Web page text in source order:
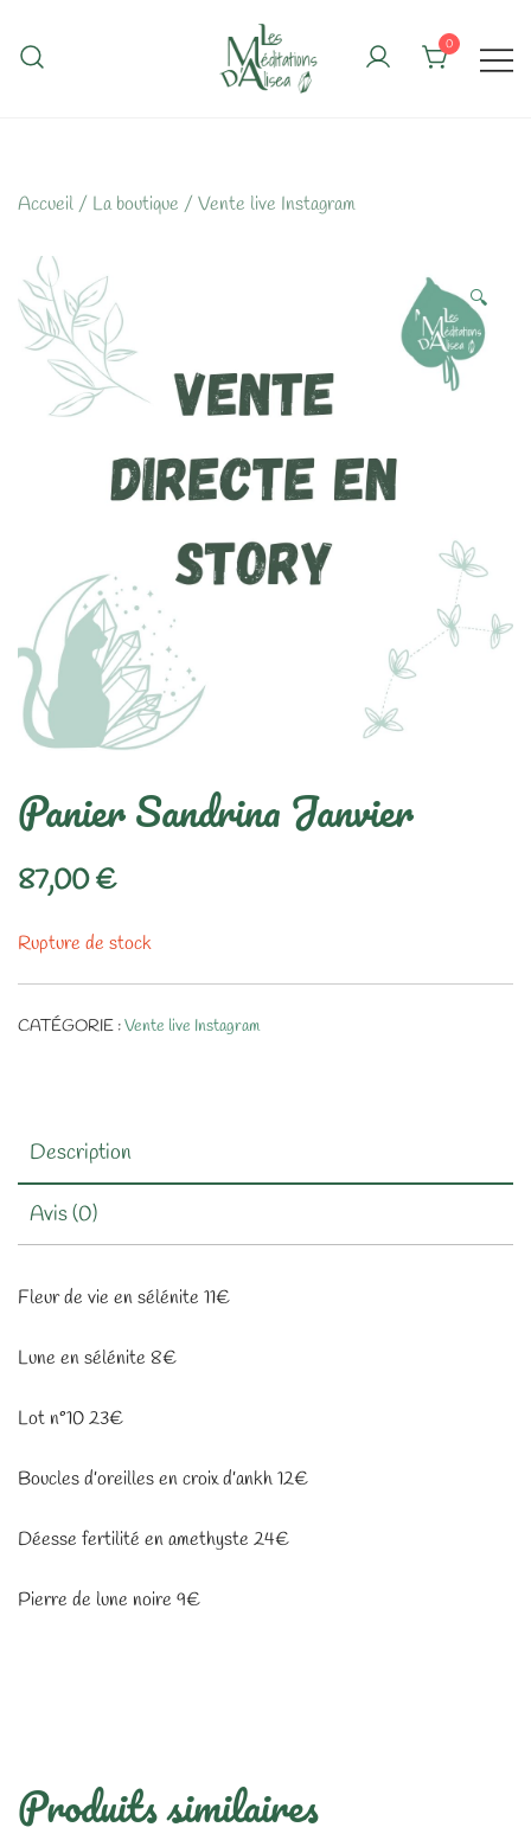
content
0
Accueil / La boutique / Vente live Instagram
🔍
Panier Sandrina Janvier
87,00€
Rupture de stock
CATÉGORIE :Vente live Instagram
Description
Avis (0)
Fleur de vie en sélénite 11€
Lune en sélénite 8€
Lot n°10 23€
Boucles d’oreilles en croix d’ankh 12€
Déesse fertilité en amethyste 24€
Pierre de lune noire 9€
Produits similaires